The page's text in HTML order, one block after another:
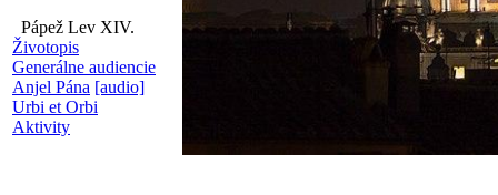
Pápež Lev XIV.
Životopis
Generálne audiencie
Anjel Pána [audio]
Urbi et Orbi
Aktivity